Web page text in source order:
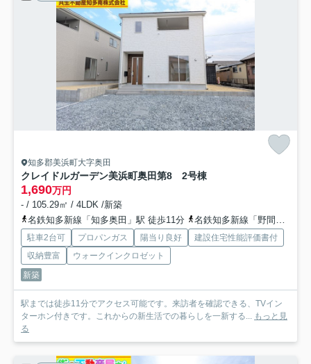
知多郡美浜町大字奥田
クレイドルガーデン美浜町奥田第8 2号棟
1,690万円
- / 105.29㎡ / 4LDK /新築
名鉄知多新線「知多奥田」駅 徒歩11分
名鉄知多新線「野間」駅 徒歩16分
駐車2台可 プロパンガス 陽当り良好
建設住宅性能評価書付
収納豊富
ウォークインクロゼット
新築
駅までは徒歩11分でアクセス可能です。来訪者を確認できる、TVイン
ターホン付きです。これからの新生活での暮らしを一新する...
もっと見
る